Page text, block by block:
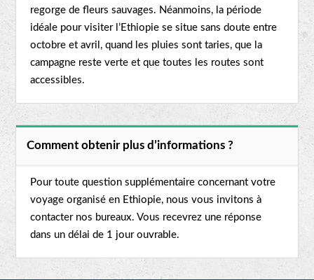
regorge de fleurs sauvages. Néanmoins, la période
idéale pour visiter l’Ethiopie se situe sans doute entre
octobre et avril, quand les pluies sont taries, que la
campagne reste verte et que toutes les routes sont
accessibles.
Comment obtenir plus d’informations ?
Pour toute question supplémentaire concernant votre
voyage organisé en Ethiopie, nous vous invitons à
contacter nos bureaux. Vous recevrez une réponse
dans un délai de 1 jour ouvrable.